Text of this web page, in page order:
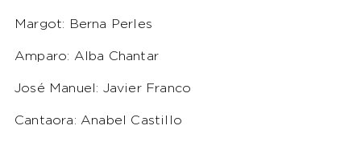
Margot: Berna Perles
Amparo: Alba Chantar
José Manuel: Javier Franco
Cantaora: Anabel Castillo